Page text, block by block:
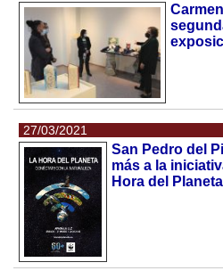
27/03/2021
San Pedro del
más a la
Hora del Planeta